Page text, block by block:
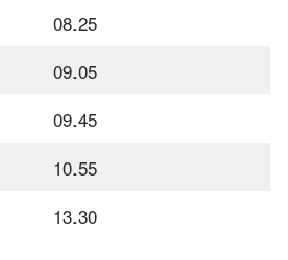
08.25
09.05
09.45
10.55
13.30